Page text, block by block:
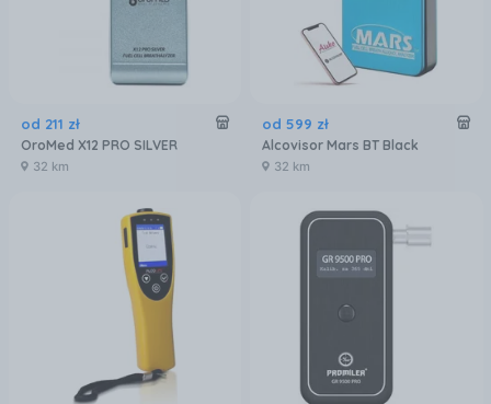
od 211 zł
OroMed X12 PRO SILVER
32 km
od 599 zł
Alcovisor Mars BT Black
32 km